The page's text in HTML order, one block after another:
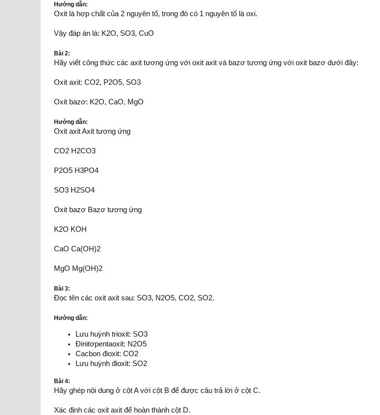
Hướng dẫn:
Oxit là hợp chất của 2 nguyên tố, trong đó có 1 nguyên tố là oxi.
Vậy đáp án là: K2O, SO3, CuO
Bài 2:
Hãy viết công thức các axit tương ứng với oxit axit và bazơ tương ứng với oxit bazơ dưới đây:
Oxit axit: CO2, P2O5, SO3
Oxit bazơ: K2O, CaO, MgO
Hướng dẫn:
Oxit axit Axit tương ứng
CO2 H2CO3
P2O5 H3PO4
SO3 H2SO4
Oxit bazơ Bazơ tương ứng
K2O KOH
CaO Ca(OH)2
MgO Mg(OH)2
Bài 3:
Đọc tên các oxit axit sau: SO3, N2O5, CO2, SO2.
Hướng dẫn:
Lưu huỳnh trioxit: SO3
Đinitơpentaoxit: N2O5
Cacbon đioxit: CO2
Lưu huỳnh đioxit: SO2
Bài 4:
Hãy ghép nội dung ở cột A với cột B để được câu trả lời ở cột C.
Xác định các oxit axit để hoàn thành cột D.